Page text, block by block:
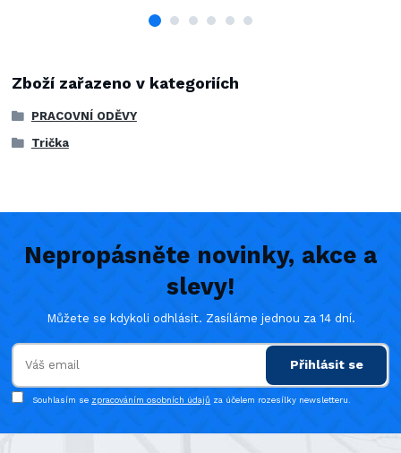
Zboží zařazeno v kategoriích
PRACOVNÍ ODĚVY
Trička
Nepropásněte novinky, akce a
slevy!
Můžete se kdykoli odhlásit. Zasíláme jednou za 14 dní.
Přihlásit se
Souhlasím se zpracováním osobních údajů za účelem rozesílky newsletteru.